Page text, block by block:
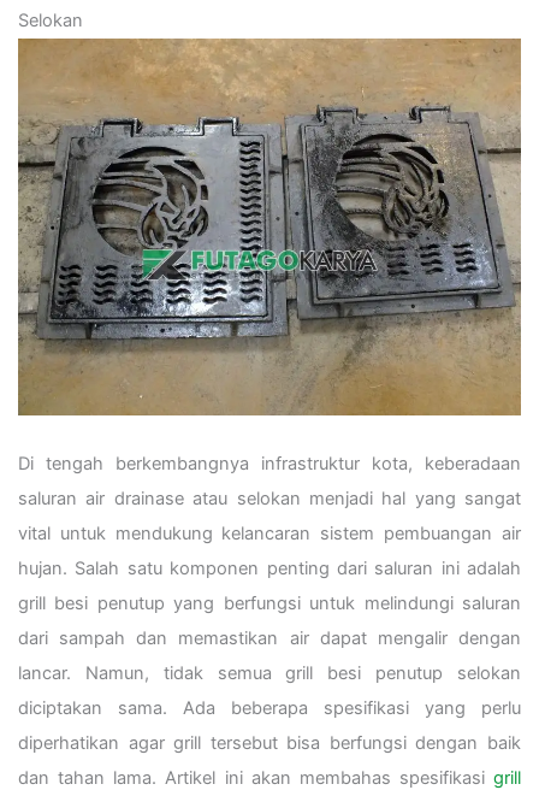
Selokan
Di tengah berkembangnya infrastruktur kota, keberadaan
saluran air drainase atau selokan menjadi hal yang sangat
vital untuk mendukung kelancaran sistem pembuangan air
hujan. Salah satu komponen penting dari saluran ini adalah
grill besi penutup yang berfungsi untuk melindungi saluran
dari sampah dan memastikan air dapat mengalir dengan
lancar. Namun, tidak semua grill besi penutup selokan
diciptakan sama. Ada beberapa spesifikasi yang perlu
diperhatikan agar grill tersebut bisa berfungsi dengan baik
dan tahan lama. Artikel ini akan membahas spesifikasi grill